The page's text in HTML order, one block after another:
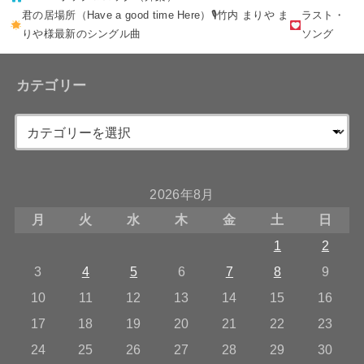
君の居場所（Have a good time Here）🎙竹内 まりや ま
りや様最新のシングル曲
ラスト・
ソング
カテゴリー
2026年8月
月
火 水 木 金 土
日
1
2
3
4 5 6 7 8
9
10
11 12 13 14 15
16
17
18 19 20 21 22
23
24
25 26 27 28 29 30